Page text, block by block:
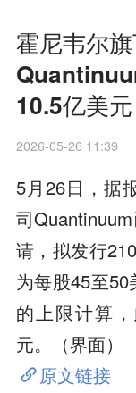
霍尼韦尔
10.5亿美元
2026-05-26 11:39
5月26日，据
司
请，拟发行
为每股45至
的上限计算
元。（界面）
原文链接